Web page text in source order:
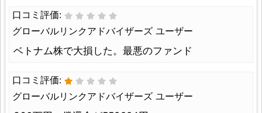
口コミ評価:
グローバルリンクアドバイザーズ ユーザー
ベトナム株で大損した。最悪のファンド
口コミ評価:
グローバルリンクアドバイザーズ ユーザー